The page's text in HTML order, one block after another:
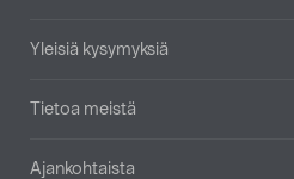
Yleisiä kysymyksiä
Tietoa meistä
Ajankohtaista